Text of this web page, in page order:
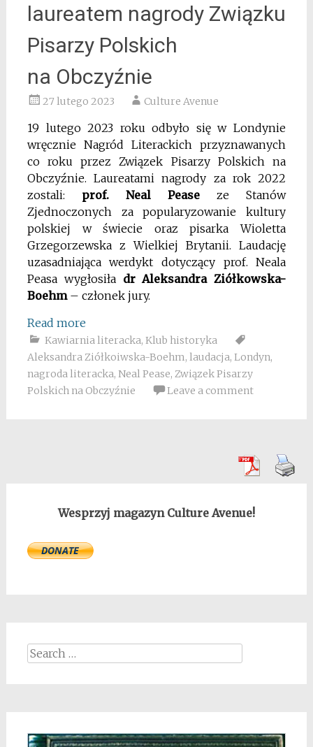
laureatem nagrody Związku
Pisarzy Polskich
na Obczyźnie
27 lutego 2023 Culture Avenue
19 lutego 2023 roku odbyło się w Londynie
wręcznie Nagród Literackich przyznawanych
co roku przez Związek Pisarzy Polskich na
Obczyźnie. Laureatami nagrody za rok 2022
zostali: prof. Neal Pease ze Stanów
Zjednoczonych za popularyzowanie kultury
polskiej w świecie oraz pisarka Wioletta
Grzegorzewska z Wielkiej Brytanii. Laudację
uzasadniająca werdykt dotyczący prof. Neala
Peasa wygłosiła dr Aleksandra Ziółkowska-
Boehm– członek jury.
Read more
Kawiarnia literacka, Klub historyka
Aleksandra Ziółkoiwska-Boehm, laudacja, Londyn,
nagroda literacka, Neal Pease, Związek Pisarzy
Polskich na Obczyźnie
Leave a comment
Wesprzyj magazyn Culture Avenue!
Search
for: